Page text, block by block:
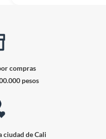
compras
pesos
ciudad de Cali